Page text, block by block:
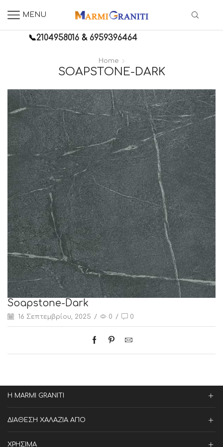
MENU
📞2104958016 &6959396464
Home
SOAPSTONE-DARK
Soapstone-Dark
16 Σεπτεμβρίου, 2025 / 0 / 0
Η MARMI GRANITI
ΔΙΑΘΕΣΗ ΧΑΛΑΖΙΑ ΑΠΟ
ΧΡΗΣΙΜΑ